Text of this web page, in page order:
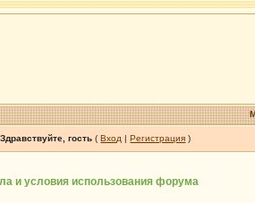
Здравствуйте, гость (Вход |Регистрация )
и условия использования форума